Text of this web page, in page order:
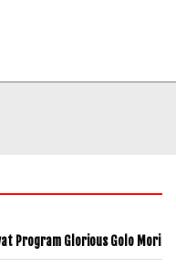
Program Glorious Golo Mori